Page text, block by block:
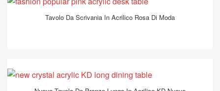
Tavolo Da Scrivania In Acrilico Rosa Di Moda